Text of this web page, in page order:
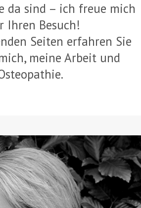
da sind – ich freue mich
Ihren Besuch!
Seiten erfahren Sie
meine Arbeit und